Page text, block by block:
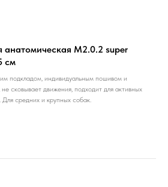
анатомическая M2.0.2 super
см
подкладом, индивидуальным пошивом и
сковывает движения, подходит для активных
средних и крупных собак.